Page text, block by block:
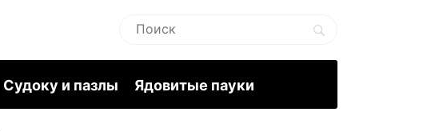
Судоку и пазлы Ядовитые пауки